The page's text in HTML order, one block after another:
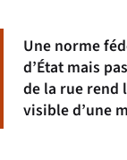
Une norme
d’État mais
de la rue rend
visible d’une